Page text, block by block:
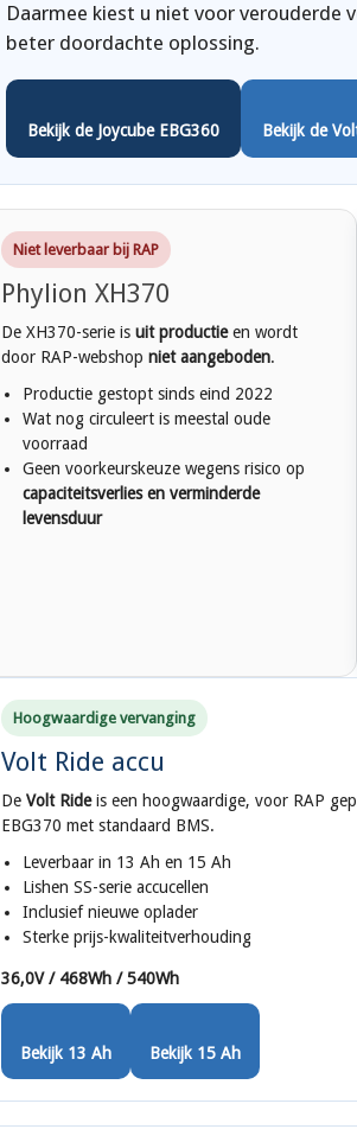
Daarmee kiest u niet voor verouderde
beter doordachte oplossing.
Bekijk de Joycube EBG360 Bekijk de
Niet leverbaar bij RAP
Phylion XH370
De XH370-serie isuit productieen wordt
door RAP-webshopniet aangeboden.
Productie gestopt sinds eind 2022
Wat nog circuleert is meestal oude
voorraad
Geen voorkeurskeuze wegens risico op
capaciteitsverlies en verminderde
levensduur
Hoogwaardige vervanging
Volt Ride accu
DeVolt Rideis een hoogwaardige, voor RAP
EBG370 met standaard BMS.
Leverbaar in 13 Ah en 15 Ah
Lishen SS-serie accucellen
Inclusief nieuwe oplader
Sterke prijs-kwaliteitverhouding
36,0V / 468Wh / 540Wh
Bekijk 13 Ah Bekijk 15 Ah